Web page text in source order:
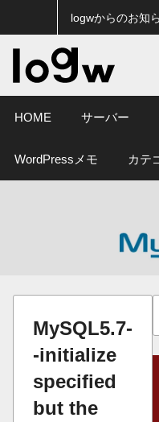
logwからのお知
HOME サーバー
WordPressメモ カテ
MySQL5.7-
-initialize
specified
but the